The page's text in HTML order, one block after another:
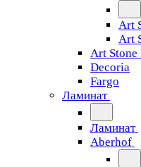
Art
Art
Art Stone
Decoria
Fargo
Ламинат
Ламинат
Aberhof